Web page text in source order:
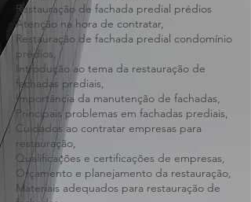
Restauração de fachada predial condomínio
Atenção na hora de contratar,
Restauração de fachada predial prédios
Atenção na hora de contratar,
Restauração de fachada predial condomínio
prédios,
Introdução ao tema da restauração de
fachadas prediais,
Importância da manutenção de fachadas,
Principais problemas em fachadas prediais,
Cuidados ao contratar empresas para
restauração,
Qualificações e certificações de empresas,